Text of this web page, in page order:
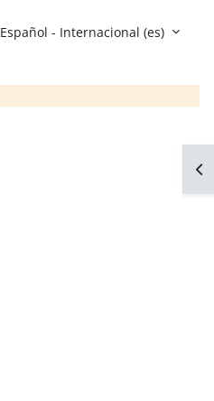
Español - Internacional ‎(es)‎